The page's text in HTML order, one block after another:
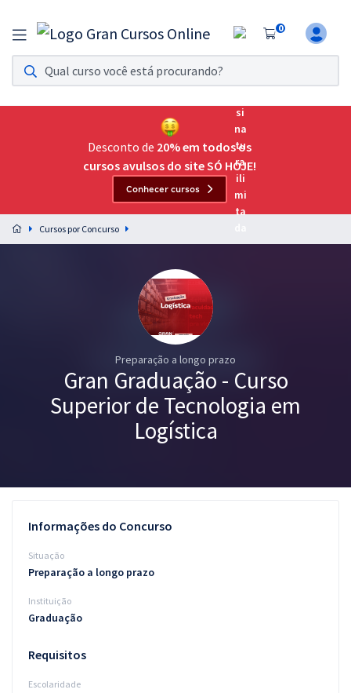
0
Assinatura Ilimitada 11
Acesso a todos os cursos. Teste grátis por 7 dias!
Assinatura OAB Até Passar
Acesso ilimitado a toda preparação para o Exame da
Preparação completa e intensiva para as principais
residências em saúde do Brasil
Graduação
Blog
Aprovados
Atendimento
Desconto de 20% em todos os
cursos avulsos do site SÓ HOJE!
Conhecer cursos
Cursos por Concurso
Preparação a longo prazo
Gran Graduação - Curso
Superior de Tecnologia em
Logística
Informações do Concurso
Situação
Preparação a longo prazo
Instituição
Graduação
Requisitos
Escolaridade